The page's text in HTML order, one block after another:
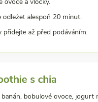
odležet alespoň 20 minut.
přidejte až před podáváním.
s chia
banán, bobulové ovoce, jogurt